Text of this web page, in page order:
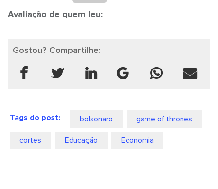
Avaliação de quem leu:
Gostou? Compartilhe:
Tags do post: bolsonaro game of thrones
cortes Educação Economia